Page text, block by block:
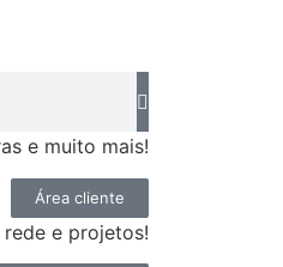
e muito mais!
Área cliente
e projetos!